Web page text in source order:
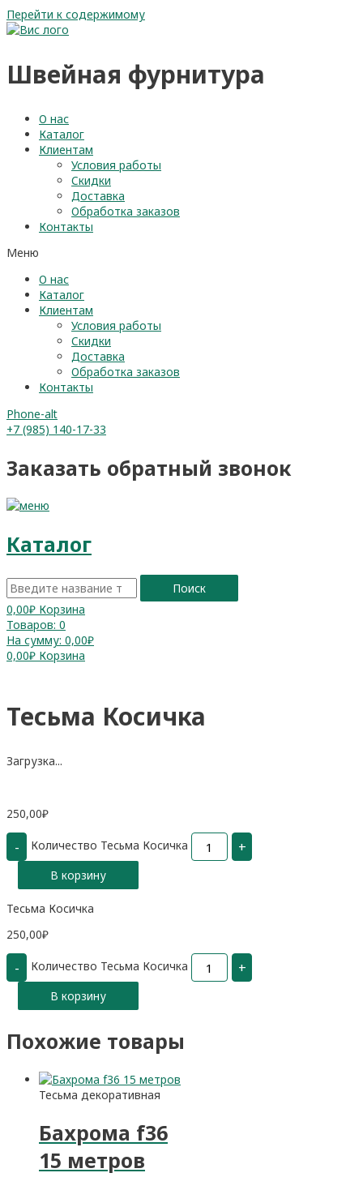
Перейти к содержимому
Швейная фурнитура
О нас
Каталог
Клиентам
Условия работы
Скидки
Доставка
Обработка заказов
Контакты
Меню
О нас
Каталог
Клиентам
Условия работы
Скидки
Доставка
Обработка заказов
Контакты
Phone-alt
+7 (985) 140-17-33
Заказать обратный звонок
Каталог
Поиск
0,00₽ Корзина
Товаров: 0
На сумму: 0,00₽
0,00₽ Корзина
Тесьма Косичка
Загрузка...
250,00₽
- Количество Тесьма Косичка +
В корзину
Тесьма Косичка
250,00₽
- Количество Тесьма Косичка +
В корзину
Похожие товары
Тесьма декоративная
Бахрома f36
15 метров